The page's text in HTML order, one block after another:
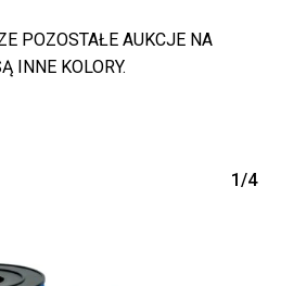
POZOSTAŁE AUKCJE NA
INNE KOLORY.
1/4